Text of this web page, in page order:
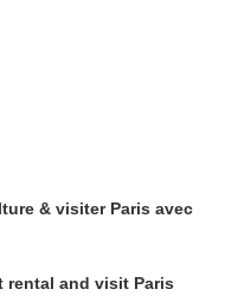
& visiter Paris avec
rental and visit Paris